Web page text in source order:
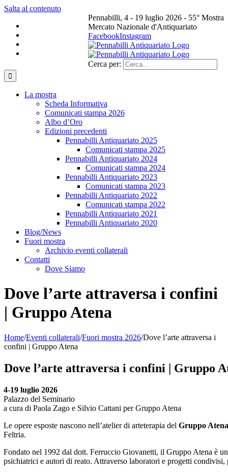
Salta al contenuto
Pennabilli, 4 - 19 luglio 2026 - 55° Mostra
Mercato Nazionale d'Antiquariato
FacebookInstagram
Cerca per:
La mostra
Scheda Informativa
Comunicati stampa 2026
Albo d’Oro
Edizioni precedenti
Pennabilli Antiquariato 2025
Comunicati stampa 2025
Pennabilli Antiquariato 2024
Comunicati stampa 2024
Pennabilli Antiquariato 2023
Comunicati stampa 2023
Pennabilli Antiquariato 2022
Comunicati stampa 2022
Pennabilli Antiquariato 2021
Pennabilli Antiquariato 2020
Blog/News
Fuori mostra
Archivio eventi collaterali
Contatti
Dove Siamo
Dove l’arte attraversa i confini
| Gruppo Atena
Home/Eventi collaterali/Fuori mostra 2026/Dove l’arte attraversa i
confini | Gruppo Atena
Dove l’arte attraversa i confini | Gruppo
4-19 luglio 2026
Palazzo del Seminario
a cura di Paola Zago e Silvio Cattani per Gruppo Atena
Le opere esposte nascono nell’atelier di arteterapia del Gruppo Atena
Feltria.
Fondato nel 1992 dal dott. Ferruccio Giovanetti, il Gruppo Atena è
psichiatrici e autori di reato. Attraverso laboratori e progetti